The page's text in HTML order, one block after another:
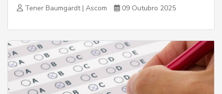
Tener Baumgardt | Ascom 09 Outubro 2025